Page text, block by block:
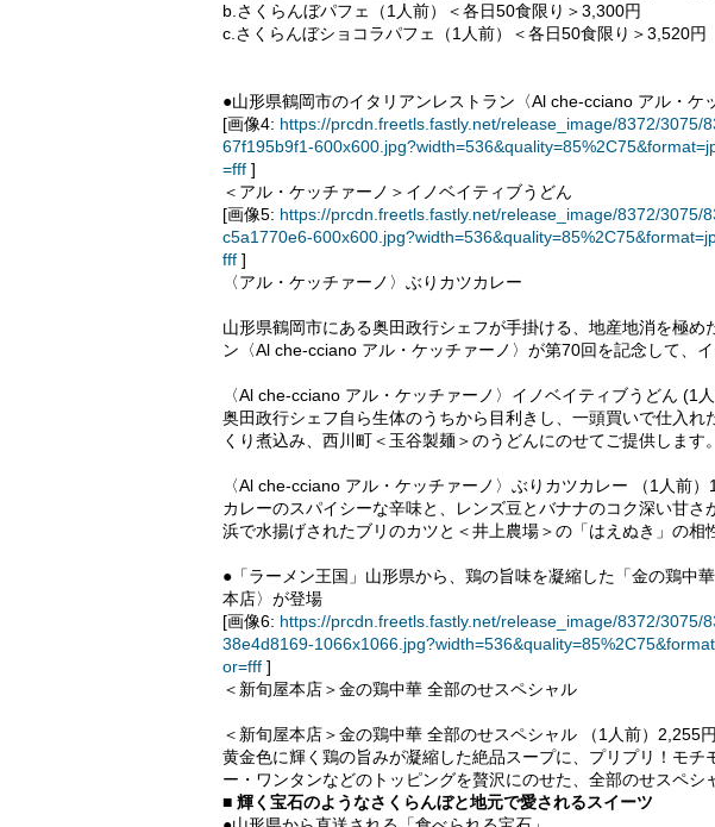
b.さくらんぼパフェ（1人前）＜各日50食限り＞3,300円
c.さくらんぼショコラパフェ（1人前）＜各日50食限り＞3,520円
●山形県鶴岡市のイタリアンレストラン〈Al che-cciano アル・ケ
[画像4: https://prcdn.freetls.fastly.net/release_image/8372/3075/
67f195b9f1-
=fff ]
＜アル・ケッチァーノ＞イノベイティブうどん
[画像5: https://prcdn.freetls.fastly.net/release_image/8372/3075/
c5a1770e6-
fff ]
〈アル・ケッチァーノ〉ぶりカツカレー
山形県鶴岡市にある奥田政行シェフが手掛ける、地産地消を極め
ン〈Al che-cciano アル・ケッチァーノ〉が第70回を記念して、イ
〈Al che-cciano アル・ケッチァーノ〉イノベイティブうどん (1
奥田政行シェフ自ら生体のうちから目利きし、一頭買いで仕入れ
くり煮込み、西川町＜玉谷製麺＞のうどんにのせてご提供します。
〈Al che-cciano アル・ケッチァーノ〉ぶりカツカレー （1人前）
カレーのスパイシーな辛味と、レンズ豆とバナナのコク深い甘さ
浜で水揚げされたブリのカツと＜井上農場＞の「はえぬき」の相
●「ラーメン王国」山形県から、鶏の旨味を凝縮した「金の鶏中
本店〉が登場
[画像6: https://prcdn.freetls.fastly.net/release_image/8372/3075/
38e4d8169-
or=fff ]
＜新旬屋本店＞金の鶏中華 全部のせスペシャル
＜新旬屋本店＞金の鶏中華 全部のせスペシャル （1人前）2,255円
黄金色に輝く鶏の旨みが凝縮した絶品スープに、プリプリ！モチ
ー・ワンタンなどのトッピングを贅沢にのせた、全部のせスペシ
■ 輝く宝石のようなさくらんぼと地元で愛されるスイーツ